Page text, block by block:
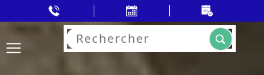
Rechercher